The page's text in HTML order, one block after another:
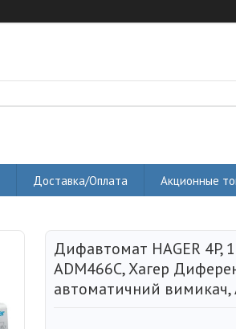
Доставка/Оплата Акционные
Дифавтомат HAGER 4P,
ADM466C, Хагер
автоматичний